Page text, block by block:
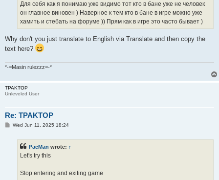
Для себя как я понимаю уже видимо тот кто в бане уже не человек
он главное виновен ) Наверное к тем кто в бане в игре можно уже
хамить и стебать на форуме )) Прям как в игре это часто бывает )
Why don't you just translate to English via Translate and then copy the
text here?
*-=Masin rulezzz=-*
TPAKTOP
Unleveled User
Re: TPAKTOP
PWed Jun 11, 2025 18:24
PacMan wrote: ↑
Let's try this
Stop entering and exiting game